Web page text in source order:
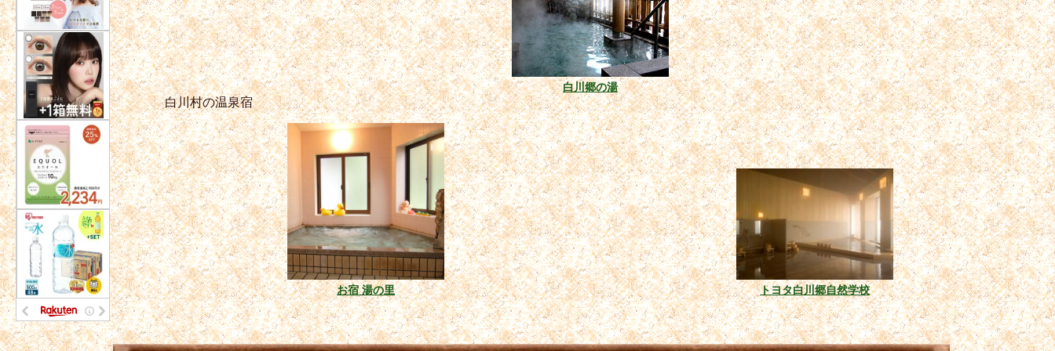
白川郷の湯
白川村の温泉宿
お宿 湯の里 トヨタ白川郷自然学校